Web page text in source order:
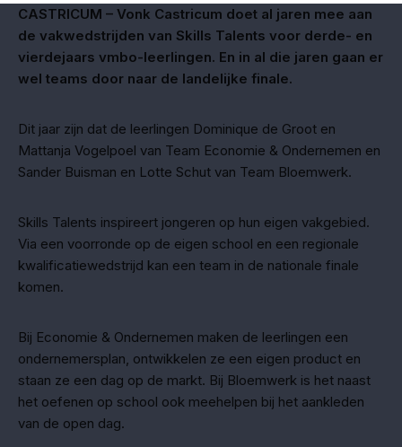
CASTRICUM – Vonk Castricum doet al jaren mee aan
de vakwedstrijden van Skills Talents voor derde- en
vierdejaars vmbo-leerlingen. En in al die jaren gaan er
wel teams door naar de landelijke finale.
Dit jaar zijn dat de leerlingen Dominique de Groot en
Mattanja Vogelpoel van Team Economie & Ondernemen en
Sander Buisman en Lotte Schut van Team Bloemwerk.
Skills Talents inspireert jongeren op hun eigen vakgebied.
Via een voorronde op de eigen school en een regionale
kwalificatiewedstrijd kan een team in de nationale finale
komen.
Bij Economie & Ondernemen maken de leerlingen een
ondernemersplan, ontwikkelen ze een eigen product en
staan ze een dag op de markt. Bij Bloemwerk is het naast
het oefenen op school ook meehelpen bij het aankleden
van de open dag.